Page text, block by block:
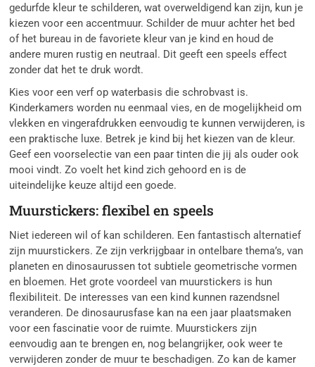
gedurfde kleur te schilderen, wat overweldigend kan zijn, kun je
kiezen voor een accentmuur. Schilder de muur achter het bed
of het bureau in de favoriete kleur van je kind en houd de
andere muren rustig en neutraal. Dit geeft een speels effect
zonder dat het te druk wordt.
Kies voor een verf op waterbasis die schrobvast is.
Kinderkamers worden nu eenmaal vies, en de mogelijkheid om
vlekken en vingerafdrukken eenvoudig te kunnen verwijderen, is
een praktische luxe. Betrek je kind bij het kiezen van de kleur.
Geef een voorselectie van een paar tinten die jij als ouder ook
mooi vindt. Zo voelt het kind zich gehoord en is de
uiteindelijke keuze altijd een goede.
Muurstickers: flexibel en speels
Niet iedereen wil of kan schilderen. Een fantastisch alternatief
zijn muurstickers. Ze zijn verkrijgbaar in ontelbare thema’s, van
planeten en dinosaurussen tot subtiele geometrische vormen
en bloemen. Het grote voordeel van muurstickers is hun
flexibiliteit. De interesses van een kind kunnen razendsnel
veranderen. De dinosaurusfase kan na een jaar plaatsmaken
voor een fascinatie voor de ruimte. Muurstickers zijn
eenvoudig aan te brengen en, nog belangrijker, ook weer te
verwijderen zonder de muur te beschadigen. Zo kan de kamer